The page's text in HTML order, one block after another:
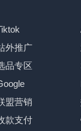
外推广
品专区
盟营销
款支付